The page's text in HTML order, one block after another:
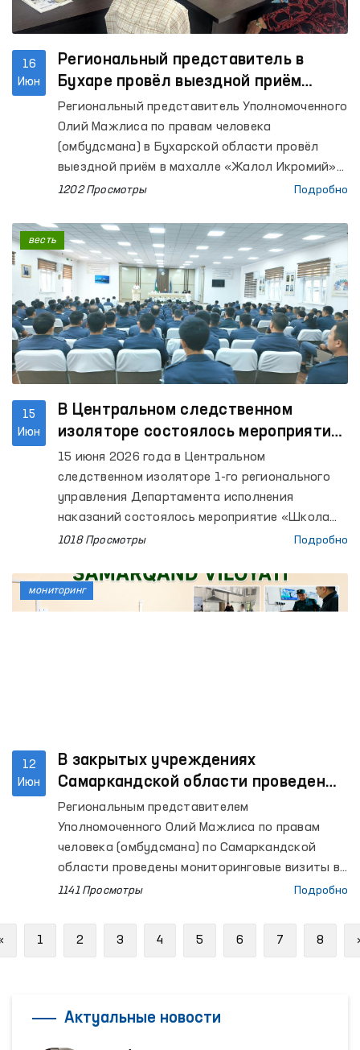
16
Июн
Региональный представитель в
Бухаре провёл выездной приём
граждан
Региональный представитель Уполномоченного
Олий Мажлиса по правам человека
(омбудсмана) в Бухарской области провёл
выездной приём в махалле «Жалол Икромий»
города Бухары с целью рассмотрения
1202 Просмотры Подробно
15
Июн
В Центральном следственном
изоляторе состоялось мероприятие
«Школа Омбудсмана»
15 июня 2026 года в Центральном
следственном изоляторе 1-го регионального
управления Департамента исполнения
наказаний состоялось мероприятие «Школа
Омбудсмана», направленное на продвижение
пыток».
1018 Просмотры Подробно
весть
12
Июн
В закрытых учреждениях
Самаркандской области проведены
очередные мониторинговые визиты
Региональным представителем
Уполномоченного Олий Мажлиса по правам
человека (омбудсмана) по Самаркандской
области проведены мониторинговые визиты в
Центр реабилитации лиц без определённого
также городов Самарканда и Каттакургана,
Нурабадский и Каттакурганский межрайонные
1141 Просмотры Подробно
мониторинг
Previous
1 2 3 4 5 6 7 8
Актуальные новости